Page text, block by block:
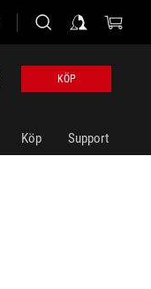
KÖP
Köp Support